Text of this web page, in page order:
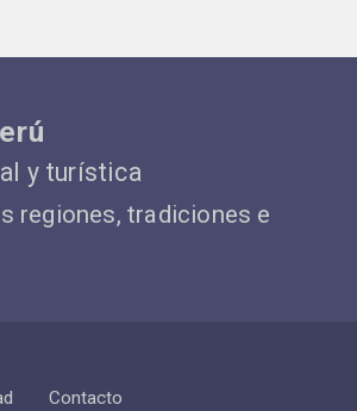
y turística
regiones, tradiciones e
Contacto